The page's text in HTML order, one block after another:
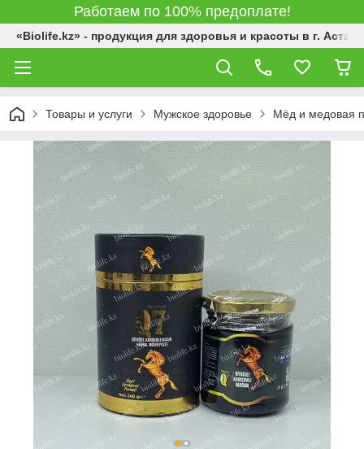
Работаем по 100% предоплате!
«Biolife.kz» - продукция для здоровья и красоты в г. Астана
Товары и услуги Мужское здоровье Мёд и медовая